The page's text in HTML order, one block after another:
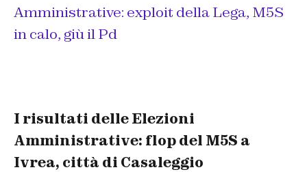
Amministrative: exploit della Lega, M5S
in calo, giù il Pd
I risultati delle Elezioni
Amministrative: flop del M5S a
Ivrea, città di Casaleggio